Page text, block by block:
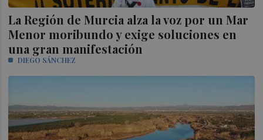
La Región de Murcia alza la voz por un Mar
Menor moribundo y exige soluciones en
una gran manifestación
DIEGO SÁNCHEZ